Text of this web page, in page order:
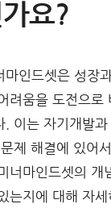
요?
마인드셋은 성장
려움을 도전으로
. 이는 자기개발
제 해결에 있어
너마인드셋의 개
는지에 대해 자세